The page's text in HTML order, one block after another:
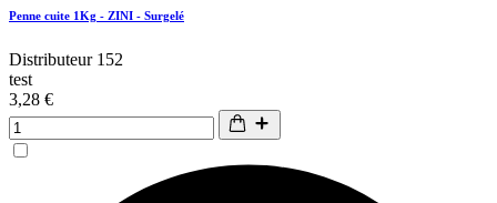
Penne cuite 1Kg - ZINI - Surgelé
Distributeur 152
test
3,28 €